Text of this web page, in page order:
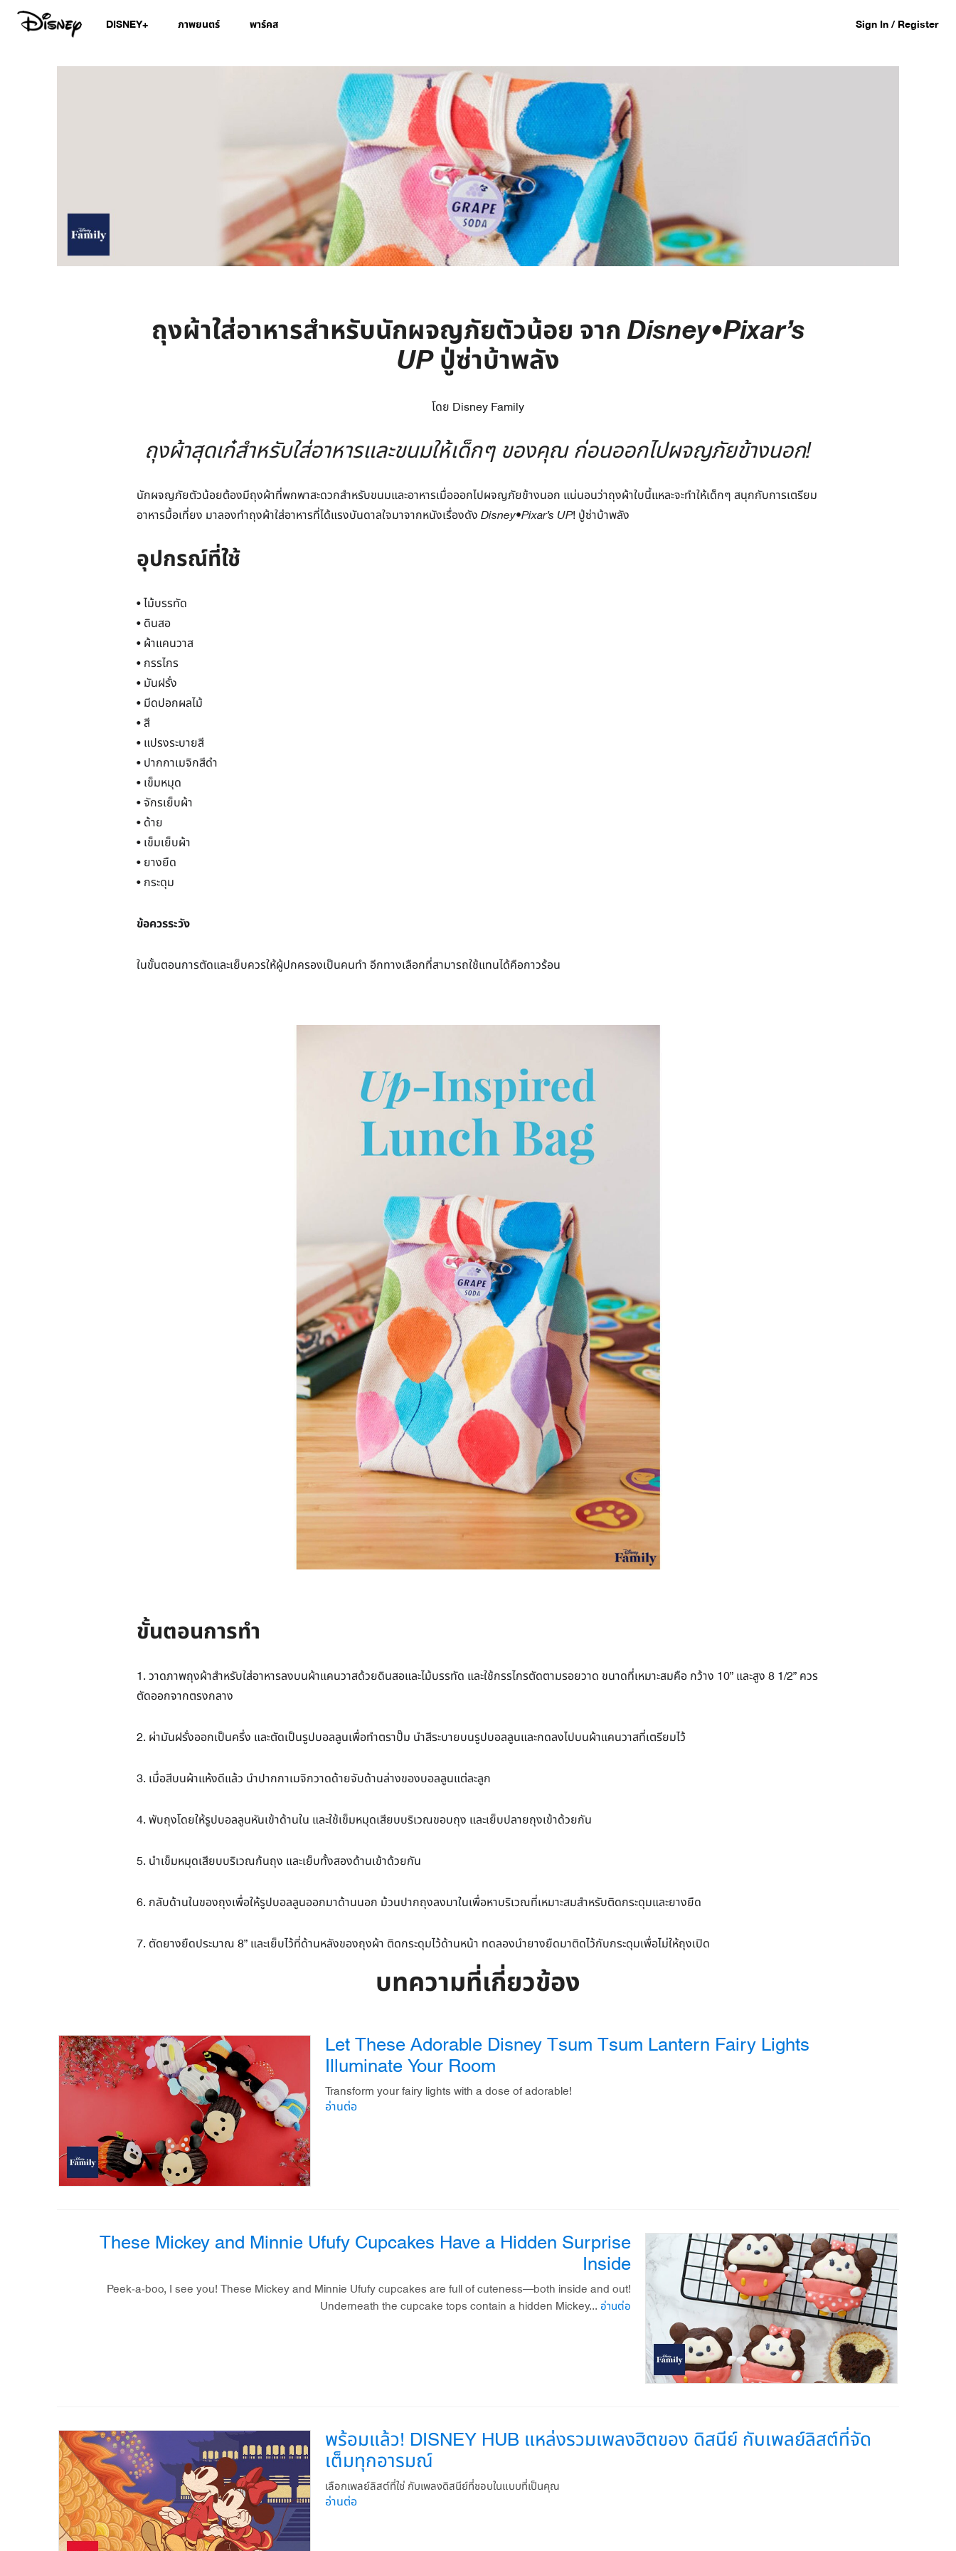
DISNEY+ ภาพยนตร์ พาร์คส Sign In / Register
ถุงผ้าใส่อาหารสำหรับนักผจญภัยตัวน้อย จาก Disney•Pixar’s
UPปู่ซ่าบ้าพลัง
โดย Disney Family
ถุงผ้าสุดเก๋สำหรับใส่อาหารและขนมให้เด็กๆ ของคุณ ก่อนออกไปผจญภัยข้างนอก!
นักผจญภัยตัวน้อยต้องมีถุงผ้าที่พกพาสะดวกสำหรับขนมและอาหารเมื่อออกไปผจญภัยข้างนอก แน่นอนว่าถุงผ้าใบนี้แหละจะทำให้เด็กๆ สนุกกับการเตรียม
อาหารมื้อเที่ยง มาลองทำถุงผ้าใส่อาหารที่ได้แรงบันดาลใจมาจากหนังเรื่องดัง Disney•Pixar’s UP! ปู่ซ่าบ้าพลัง
อุปกรณ์ที่ใช้
• ไม้บรรทัด
• ดินสอ
• ผ้าแคนวาส
• กรรไกร
• มันฝรั่ง
• มีดปอกผลไม้
• สี
• แปรงระบายสี
• ปากกาเมจิกสีดำ
• เข็มหมุด
• จักรเย็บผ้า
• ด้าย
• เข็มเย็บผ้า
• ยางยืด
• กระดุม
ข้อควรระวัง
ในขั้นตอนการตัดและเย็บควรให้ผู้ปกครองเป็นคนทำ อีกทางเลือกที่สามารถใช้แทนได้คือกาวร้อน
ขั้นตอนการทำ
1. วาดภาพถุงผ้าสำหรับใส่อาหารลงบนผ้าแคนวาสด้วยดินสอและไม้บรรทัด และใช้กรรไกรตัดตามรอยวาด ขนาดที่เหมาะสมคือ กว้าง 10” และสูง 8 1/2” ควร
ตัดออกจากตรงกลาง
2. ผ่ามันฝรั่งออกเป็นครึ่ง และตัดเป็นรูปบอลลูนเพื่อทำตราปั๊ม นำสีระบายบนรูปบอลลูนและกดลงไปบนผ้าแคนวาสที่เตรียมไว้
3. เมื่อสีบนผ้าแห้งดีแล้ว นำปากกาเมจิกวาดด้ายจับด้านล่างของบอลลูนแต่ละลูก
4. พับถุงโดยให้รูปบอลลูนหันเข้าด้านใน และใช้เข็มหมุดเสียบบริเวณขอบถุง และเย็บปลายถุงเข้าด้วยกัน
5. นำเข็มหมุดเสียบบริเวณก้นถุง และเย็บทั้งสองด้านเข้าด้วยกัน
6. กลับด้านในของถุงเพื่อให้รูปบอลลูนออกมาด้านนอก ม้วนปากถุงลงมาในเพื่อหาบริเวณที่เหมาะสมสำหรับติดกระดุมและยางยืด
7. ตัดยางยืดประมาณ 8” และเย็บไว้ที่ด้านหลังของถุงผ้า ติดกระดุมไว้ด้านหน้า ทดลองนำยางยืดมาติดไว้กับกระดุมเพื่อไม่ให้ถุงเปิด
บทความที่เกี่ยวข้อง
Let These Adorable Disney Tsum Tsum Lantern Fairy Lights
Illuminate Your Room
Transform your fairy lights with a dose of adorable!
อ่านต่อ
These Mickey and Minnie Ufufy Cupcakes Have a Hidden Surprise
Inside
Peek-a-boo, I see you! These Mickey and Minnie Ufufy cupcakes are full of cuteness—both inside and out!
Underneath the cupcake tops contain a hidden Mickey... อ่านต่อ
พร้อมแล้ว! DISNEY HUB แหล่งรวมเพลงฮิตของ ดิสนีย์ กับเพลย์ลิสต์ที่จัด
เต็มทุกอารมณ์
เลือกเพลย์ลิสต์ที่ใช่ กับเพลงดิสนีย์ที่ชอบในแบบที่เป็นคุณ
อ่านต่อ